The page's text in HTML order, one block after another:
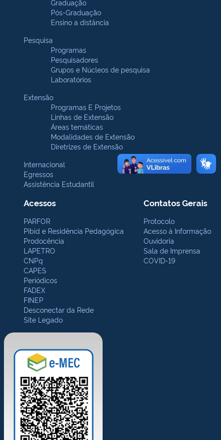
Graduação
Pós-Graduação
Ensino a distância
Pesquisa
Programas
Pesquisadores
Grupos e Núcleos de pesquisa
Laboratórios
Extensão
Programas E Projetos
Linhas de Extensão
Áreas temáticas
Modalidades de Extensão
Diretrizes de Extensão
Internacional
Egressos
Assistência Estudantil
Acessos
PARFOR
Pibid e Residência Pedagógica
Prodocência
LAPETRO
CNPq
CAPES
Periódicos
FADEX
FINEP
Desconectar da Rede
Site Legado
Contatos Gerais
Protocolo
Acesso à Informação
Ouvidoria
Sala de Imprensa
COVID-19